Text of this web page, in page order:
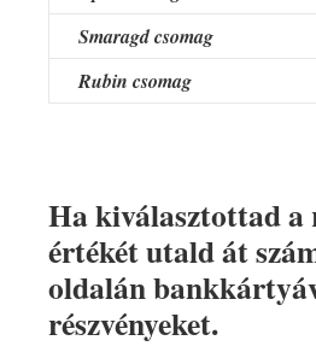
Smaragd csomag
Rubin csomag
Ha kiválasztottad a
értékét utald át
oldalán
részvényeket.